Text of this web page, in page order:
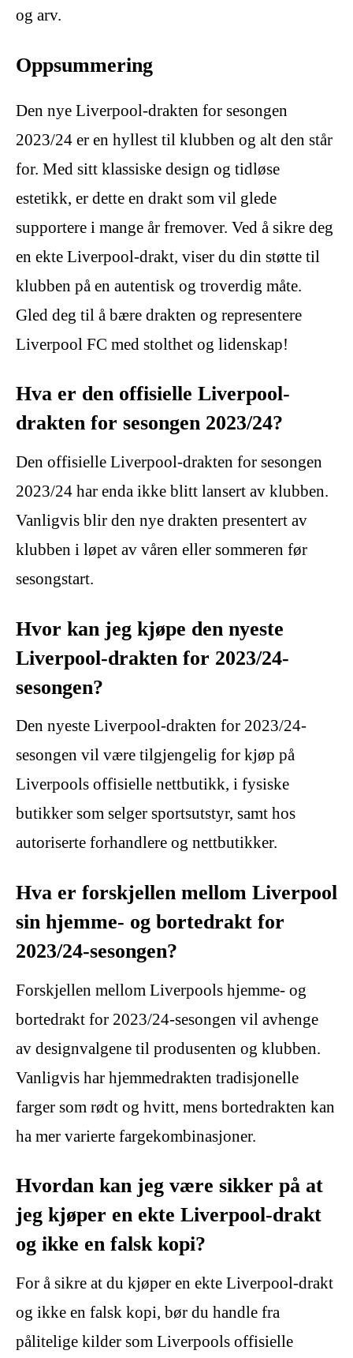
og arv.
Oppsummering
Den nye Liverpool-drakten for sesongen
2023/24 er en hyllest til klubben og alt den står
for. Med sitt klassiske design og tidløse
estetikk, er dette en drakt som vil glede
supportere i mange år fremover. Ved å sikre deg
en ekte Liverpool-drakt, viser du din støtte til
klubben på en autentisk og troverdig måte.
Gled deg til å bære drakten og representere
Liverpool FC med stolthet og lidenskap!
Hva er den offisielle Liverpool-
drakten for sesongen 2023/24?
Den offisielle Liverpool-drakten for sesongen
2023/24 har enda ikke blitt lansert av klubben.
Vanligvis blir den nye drakten presentert av
klubben i løpet av våren eller sommeren før
sesongstart.
Hvor kan jeg kjøpe den nyeste
Liverpool-drakten for 2023/24-
sesongen?
Den nyeste Liverpool-drakten for 2023/24-
sesongen vil være tilgjengelig for kjøp på
Liverpools offisielle nettbutikk, i fysiske
butikker som selger sportsutstyr, samt hos
autoriserte forhandlere og nettbutikker.
Hva er forskjellen mellom Liverpool
sin hjemme- og bortedrakt for
2023/24-sesongen?
Forskjellen mellom Liverpools hjemme- og
bortedrakt for 2023/24-sesongen vil avhenge
av designvalgene til produsenten og klubben.
Vanligvis har hjemmedrakten tradisjonelle
farger som rødt og hvitt, mens bortedrakten kan
ha mer varierte fargekombinasjoner.
Hvordan kan jeg være sikker på at
jeg kjøper en ekte Liverpool-drakt
og ikke en falsk kopi?
For å sikre at du kjøper en ekte Liverpool-drakt
og ikke en falsk kopi, bør du handle fra
pålitelige kilder som Liverpools offisielle